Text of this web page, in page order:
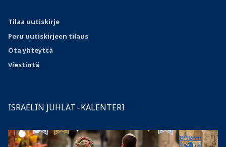
Tilaa uutiskirje
Peru uutiskirjeen tilaus
Otayhteyttä
Viestintä
ISRAELIN JUHLAT -KALENTERI